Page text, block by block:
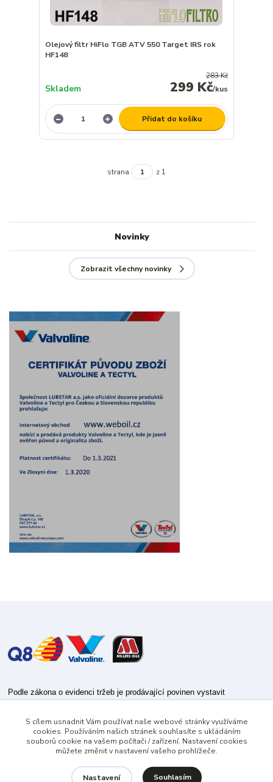
Olejový filtr HiFlo TGB ATV 550 Target IRS rok
HF148
283 Kč
299 Kč/kus
Skladem
Přidat do košíku
strana z 1
Novinky
Zobrazit všechny novinky
Podle zákona o evidenci tržeb je prodávající povinen vystavit
Zároveň je povinen zaevidovat přijatou tržbu u správce daně online; v
případě technického výpadku pak nejpozději do 48 hodin.
S cílem usnadnit Vám používat naše webové stránky využíváme
cookies. Používáním našich stránek souhlasíte s ukládáním
souborů cookie na vašem počítači / zařízení. Nastavení cookies
můžete změnit v nastavení vašeho prohlížeče.
Nastavení Souhlasím